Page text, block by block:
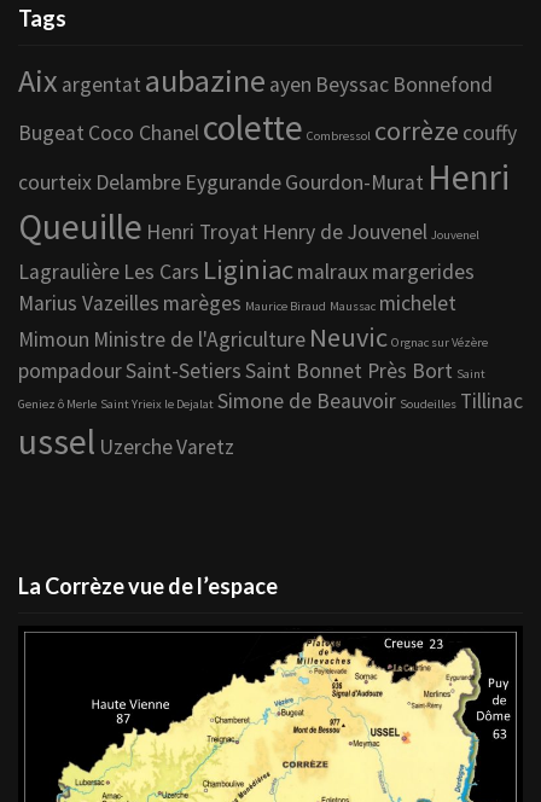
Tags
Aix argentat aubazine ayen Beyssac Bonnefond
Bugeat Coco Chanelcolette Combressol corrèze couffy
courteix Delambre EygurandeGourdon-Murat Henri
Queuille Henri Troyat Henry de Jouvenel Jouvenel
Lagraulière Les Cars Liginiacmalrauxmargerides
Marius Vazeilles marèges Maurice Biraud Maussac michelet
Mimoun Ministre de l'Agriculture Neuvic Orgnac sur Vézère
pompadourSaint-SetiersSaint Bonnet Près Bort Saint
Geniez ô Merle Saint Yrieix le Dejalat Simone de Beauvoir Soudeilles Tillinac
ussel UzercheVaretz
La Corrèze vue de l’espace